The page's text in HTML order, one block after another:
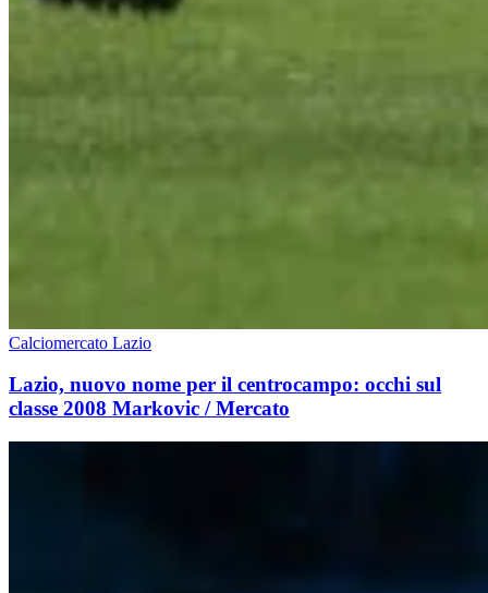
Calciomercato Lazio
Lazio, nuovo nome per il centrocampo: occhi sul
classe 2008 Markovic / Mercato